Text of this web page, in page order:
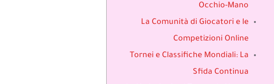
Occhio-Mano
La Comunità di Giocatori e le
Competizioni Online
Tornei e Classifiche Mondiali: La
Sfida Continua